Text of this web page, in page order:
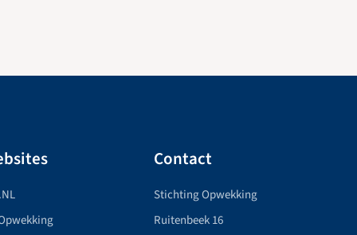
Contact
Stichting Opwekking
Ruitenbeek 16